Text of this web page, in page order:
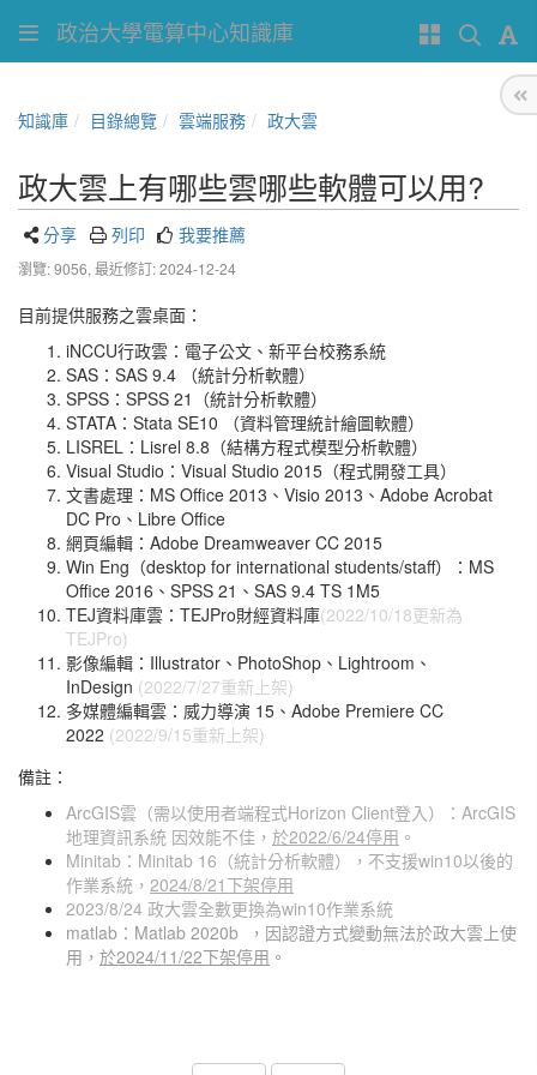
政治大學電算中心知識庫
知識庫 目錄總覽 雲端服務 政大雲
政大雲上有哪些雲哪些軟體可以用?
分享 列印 我要推薦
瀏覽: 9056, 最近修訂: 2024-12-24
目前提供服務之雲桌面：
iNCCU行政雲：電子公文、新平台校務系統
SAS：SAS 9.4 （統計分析軟體）
SPSS：SPSS 21（統計分析軟體）
STATA：Stata SE10 （資料管理統計繪圖軟體）
LISREL：Lisrel 8.8（結構方程式模型分析軟體）
Visual Studio：Visual Studio 2015（程式開發工具）
文書處理：MS Office 2013、Visio 2013、Adobe Acrobat
DC Pro、Libre Office
網頁編輯：Adobe Dreamweaver CC 2015
Win Eng（desktop for international students/staff）：MS
Office 2016、SPSS 21、SAS 9.4 TS 1M5
TEJ資料庫雲：TEJPro財經資料庫(2022/10/18更新為
TEJPro)
影像編輯：Illustrator、PhotoShop、Lightroom、
InDesign (2022/7/27重新上架)
多媒體編輯雲：威力導演 15、Adobe Premiere CC
2022 (2022/9/15重新上架)
備註：
ArcGIS雲（需以使用者端程式Horizon Client登入）：ArcGIS
地理資訊系統 因效能不佳， 於2022/6/24停用 。
Minitab：Minitab 16（統計分析軟體），不支援win10以後的
作業系統， 2024/8/21下架停用
2023/8/24 政大雲全數更換為win10作業系統
matlab：Matlab 2020b ，因認證方式變動無法於政大雲上使
用， 於2024/11/22下架停用 。